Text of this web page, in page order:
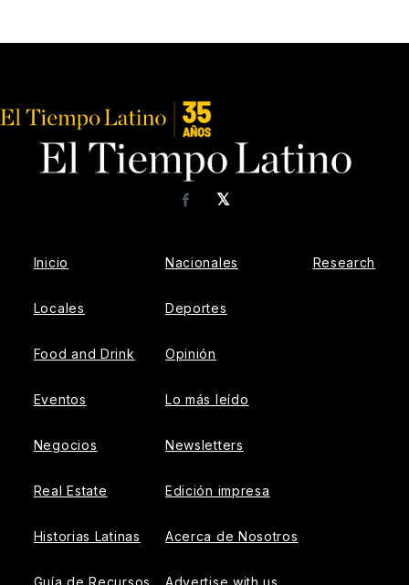
𝕏
Facebook
Inicio
Locales
Food and Drink
Eventos
Negocios
Real Estate
Historias Latinas
Guía de Recursos
Nacionales
Deportes
Opinión
Lo más leído
Newsletters
Edición impresa
Acerca de Nosotros
Advertise with us
Research